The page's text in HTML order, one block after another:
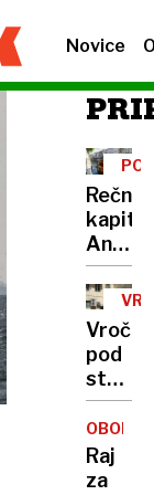
Novice
Rečni
Anže
Logar
izdelal
prvo
in
edino
leseno
za
VAL
pod
Zakaj
v
ni
Raj
za